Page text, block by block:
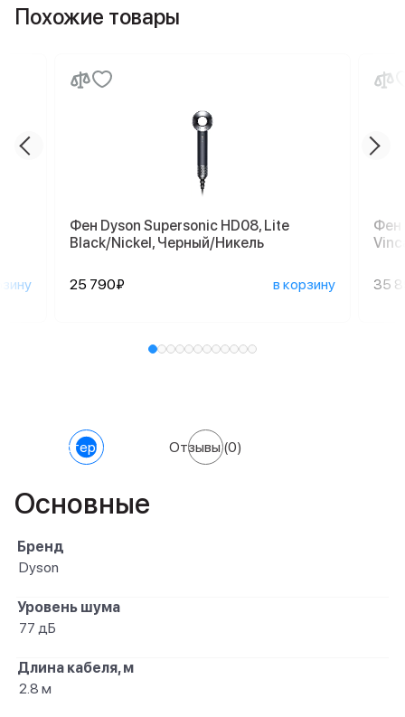
Похожие товары
Фен Dyson Supersonic HD08, Lite
Black/Nickel, Черный/Никель
25 790₽ в корзину
Фен
35
Характеристики Отзывы(0)
Основные
Бренд
Dyson
Уровень шума
77 дБ
Длина кабеля, м
2.8 м